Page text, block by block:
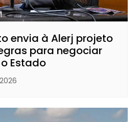
envia à Alerj projeto
para negociar
Estado